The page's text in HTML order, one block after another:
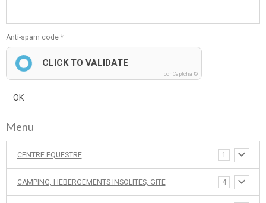
Anti-spam code
CLICK TO VALIDATE
IconCaptcha ©
OK
Menu
CENTRE EQUESTRE 1
CAMPING, HEBERGEMENTS INSOLITES, GITE 4